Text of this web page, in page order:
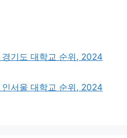
기도 대학교 순위, 2024
서울 대학교 순위, 2024